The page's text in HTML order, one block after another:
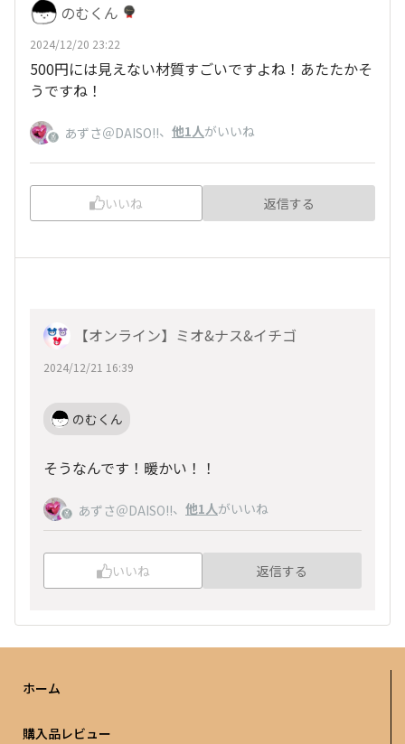
のむくん
2024/12/20 23:22
500円には見えない材質すごいですよね！あたたかそ
うですね！
あずさ＠DAISO!!、 他1人がいいね
いいね 返信する
【オンライン】ミオ&ナス&イチゴ
2024/12/21 16:39
のむくん
そうなんです！暖かい！！
あずさ＠DAISO!!、 他1人がいいね
いいね 返信する
ホーム
購入品レビュー